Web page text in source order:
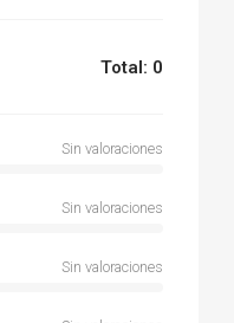
Total: 0
Sin valoraciones
Sin valoraciones
Sin valoraciones